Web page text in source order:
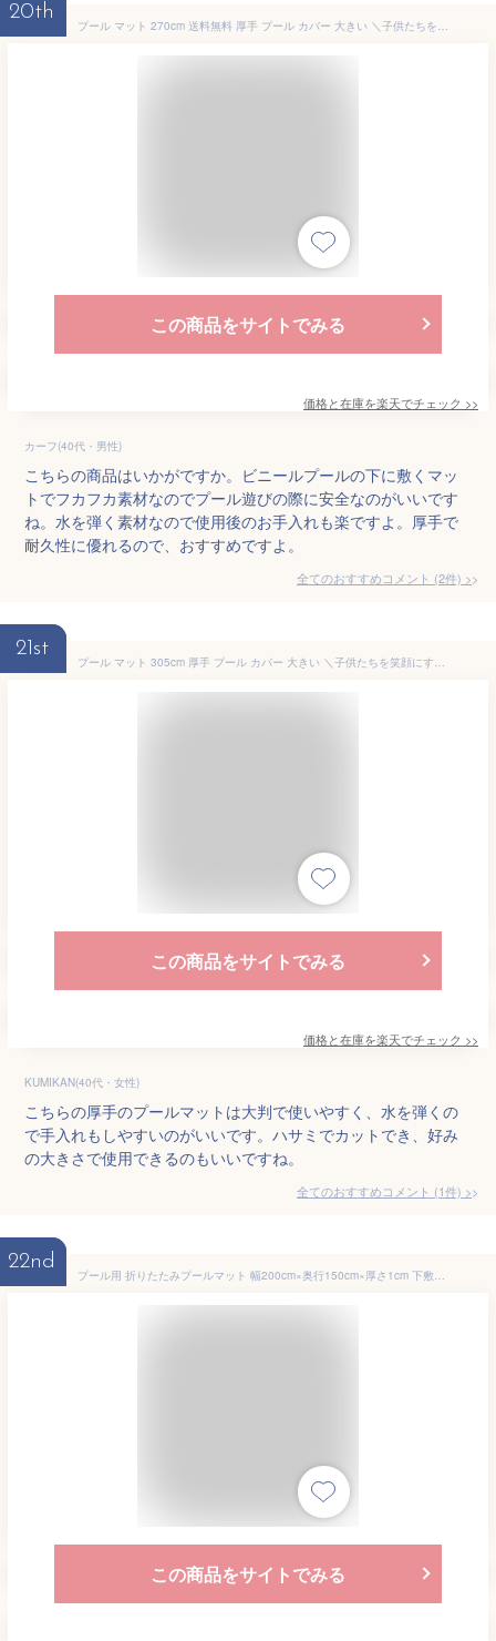
20th
プール マット 270cm 送料無料 厚手 プール カバー 大きい ＼子供たちを笑顔にするプール／ ビニールプール 大型 家庭用 270cm×185cm×3.5mmプール用マット 水遊び プールマット ≪15時迄のご注文・決済確定・翌日指定で当日発送≫
この商品をサイトでみる
価格と在庫を楽天でチェック >>
カーフ(40代・男性)
こちらの商品はいかがですか。ビニールプールの下に敷くマッ
トでフカフカ素材なのでプール遊びの際に安全なのがいいです
ね。水を弾く素材なので使用後のお手入れも楽ですよ。厚手で
耐久性に優れるので、おすすめですよ。
全てのおすすめコメント (2件) >
21st
プール マット 305cm 厚手 プール カバー 大きい ＼子供たちを笑顔にするプール／ ビニールプール プール下マット 大型 家庭用 305cm×185cm×3.5mm プール用マット シート 送料無料 ≪15時迄のご注文・決済確定・翌日指定で当日発送≫
この商品をサイトでみる
価格と在庫を楽天でチェック >>
KUMIKAN(40代・女性)
こちらの厚手のプールマットは大判で使いやすく、水を弾くの
で手入れもしやすいのがいいです。ハサミでカットでき、好み
の大きさで使用できるのもいいですね。
全てのおすすめコメント (1件) >
22nd
プール用 折りたたみプールマット 幅200cm×奥行150cm×厚さ1cm 下敷きマット プール下マット デコボコ軽減 厚手 ケガ防止 滑り止め 安全
この商品をサイトでみる